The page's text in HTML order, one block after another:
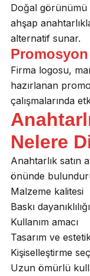
Doğal
ahşap
alternatif sunar.
Firma logosu,
hazırlanan
çalışmalarında
Nelere
Anahtarlık satın
önünde
Malzeme kalitesi
Baskı dayanıklılığı
Kullanım amacı
Tasarım ve
Kişiselleştirme
Uzun ömürlü